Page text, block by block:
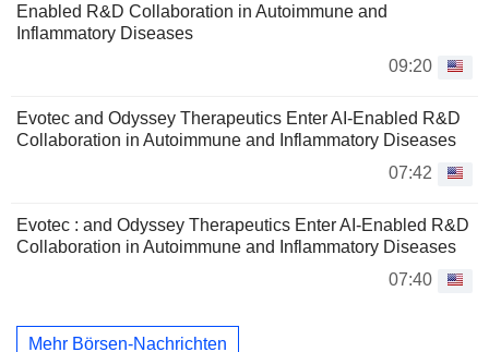
Enabled R&D Collaboration in Autoimmune and
Inflammatory Diseases
09:20
Evotec and Odyssey Therapeutics Enter AI-Enabled R&D
Collaboration in Autoimmune and Inflammatory Diseases
07:42
Evotec : and Odyssey Therapeutics Enter AI-Enabled R&D
Collaboration in Autoimmune and Inflammatory Diseases
07:40
Mehr Börsen-Nachrichten